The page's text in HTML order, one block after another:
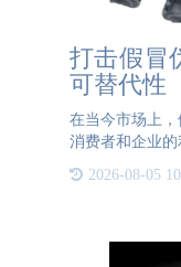
打击假冒
可替代性
在当今市场上
消费者和企业
消费者权益，
方面发挥着重
2026-08-05